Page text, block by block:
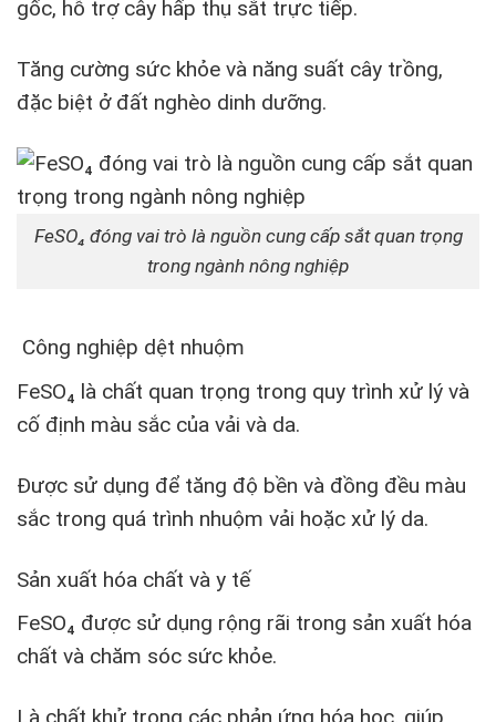
gốc, hỗ trợ cây hấp thụ sắt trực tiếp.
Tăng cường sức khỏe và năng suất cây trồng,
đặc biệt ở đất nghèo dinh dưỡng.
FeSO₄ đóng vai trò là nguồn cung cấp sắt quan trọng
trong ngành nông nghiệp
Công nghiệp dệt nhuộm
FeSO₄ là chất quan trọng trong quy trình xử lý và
cố định màu sắc của vải và da.
Được sử dụng để tăng độ bền và đồng đều màu
sắc trong quá trình nhuộm vải hoặc xử lý da.
Sản xuất hóa chất và y tế
FeSO₄ được sử dụng rộng rãi trong sản xuất hóa
chất và chăm sóc sức khỏe.